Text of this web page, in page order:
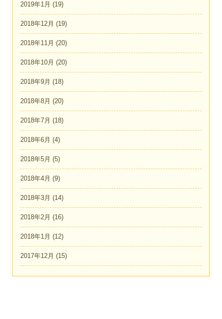
2019年1月 (19)
2018年12月 (19)
2018年11月 (20)
2018年10月 (20)
2018年9月 (18)
2018年8月 (20)
2018年7月 (18)
2018年6月 (4)
2018年5月 (5)
2018年4月 (9)
2018年3月 (14)
2018年2月 (16)
2018年1月 (12)
2017年12月 (15)